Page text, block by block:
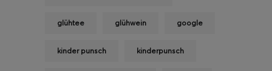
glühtee glühwein google
kinder punsch kinderpunsch